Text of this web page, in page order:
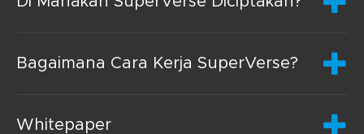
Bagaimana Cara Kerja SuperVerse?
Whitepaper